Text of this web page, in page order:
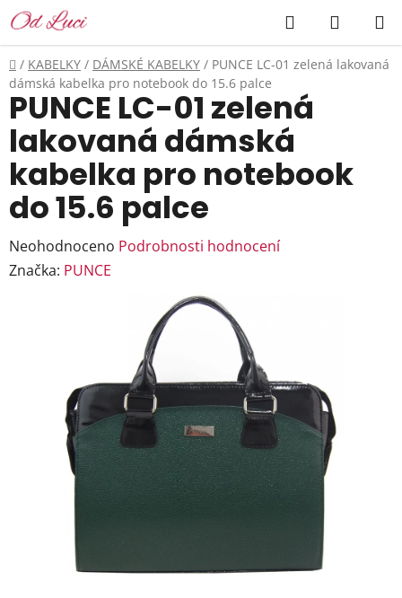
Přejít
na
obsah
Hledat
KOŠÍK
Domů
/ KABELKY / DÁMSKÉ KABELKY / PUNCE LC-01 zelená lakovaná
dámská kabelka pro notebook do 15.6 palce
PUNCE LC-01 zelená
lakovaná dámská
kabelka pro notebook
do 15.6 palce
Průměrné
hodnocení
hvězdiček.
Neohodnoceno Podrobnosti hodnocení
Značka: PUNCE